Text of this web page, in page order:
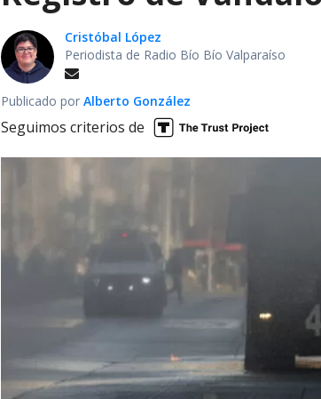
Cristóbal López
Periodista de Radio Bío Bío Valparaíso
Publicado por Alberto González
Seguimos criterios de